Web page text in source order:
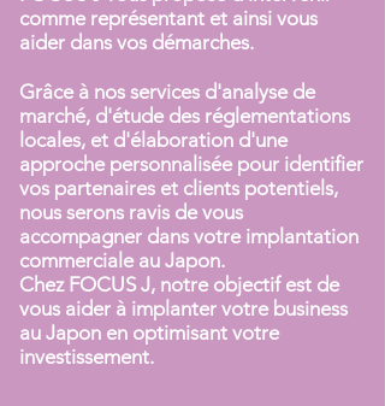
comme représentant et ainsi vous
aider dans vos démarches.
Grâce à nos services d'analyse de
marché, d'étude des réglementations
locales, et d'élaboration d'une
approche personnalisée pour identifier
vos partenaires et clients potentiels,
nous serons ravis de vous
accompagner dans votre implantation
commerciale au Japon.
Chez FOCUS J, notre objectif est de
vous aider à implanter votre business
au Japon en optimisant votre
investissement.